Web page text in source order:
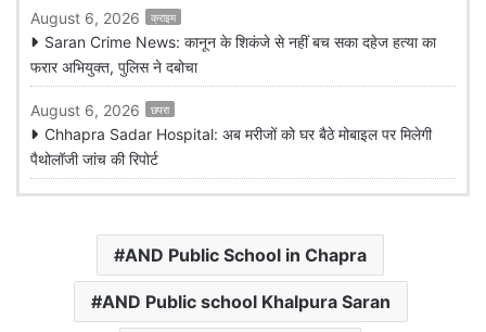
August 6, 2026 क्राइम
Saran Crime News: कानून के शिकंजे से नहीं बच सका दहेज हत्या का
फरार अभियुक्त, पुलिस ने दबोचा
August 6, 2026 छपरा
Chhapra Sadar Hospital: अब मरीजों को घर बैठे मोबाइल पर मिलेगी
पैथोलॉजी जांच की रिपोर्ट
AND Public School in Chapra
AND Public school Khalpura Saran